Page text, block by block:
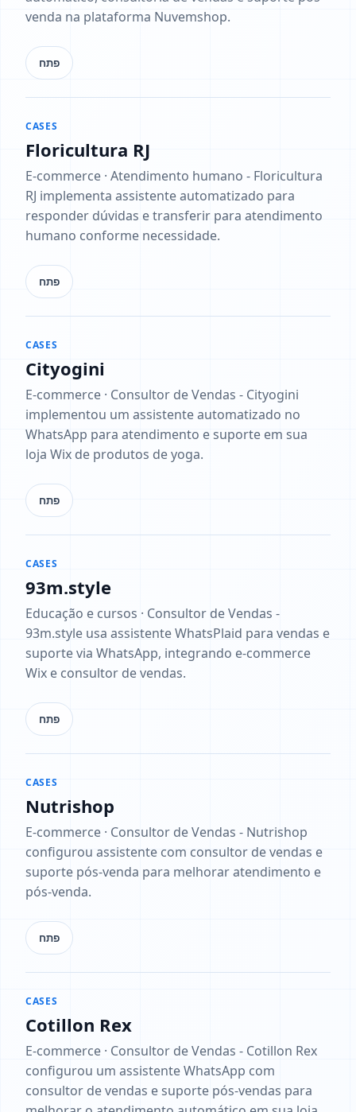
venda na plataforma Nuvemshop.
פתח
CASES
Floricultura RJ
E-commerce · Atendimento humano - Floricultura
RJ implementa assistente automatizado para
responder dúvidas e transferir para atendimento
humano conforme necessidade.
פתח
CASES
Cityogini
E-commerce · Consultor de Vendas - Cityogini
implementou um assistente automatizado no
WhatsApp para atendimento e suporte em sua
loja Wix de produtos de yoga.
פתח
CASES
93m.style
Educação e cursos · Consultor de Vendas -
93m.style usa assistente WhatsPlaid para vendas e
suporte via WhatsApp, integrando e-commerce
Wix e consultor de vendas.
פתח
CASES
Nutrishop
E-commerce · Consultor de Vendas - Nutrishop
configurou assistente com consultor de vendas e
suporte pós-venda para melhorar atendimento e
pós-venda.
פתח
CASES
Cotillon Rex
E-commerce · Consultor de Vendas - Cotillon Rex
configurou um assistente WhatsApp com
consultor de vendas e suporte pós-vendas para